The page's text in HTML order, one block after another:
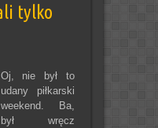
tylko
Oj, nie był to
udany piłkarski
weekend. Ba,
był wręcz